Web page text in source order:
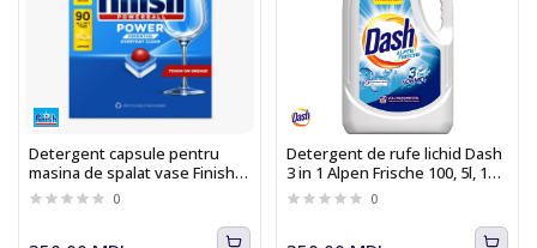
Detergent capsule pentru
masina de spalat vase Finish
Power Essential, 90 tablete
0
Detergent de rufe lichid Dash
3 in 1 Alpen Frische 100, 5l, 100
spalari
0